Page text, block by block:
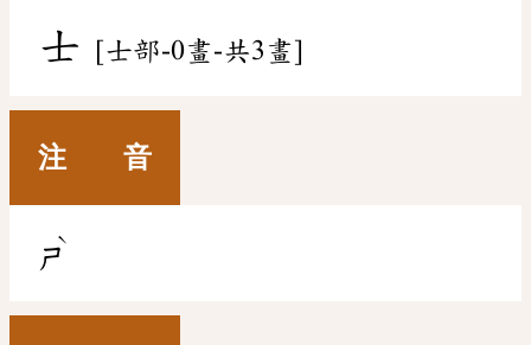
士 [士部-0畫-共3畫]
注 音
ㄕ
ˋ